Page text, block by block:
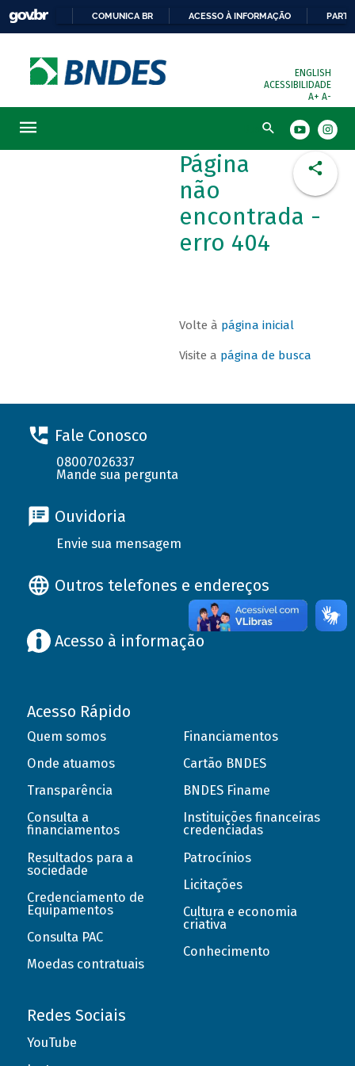
COMUNICA BR ACESSO À INFORMAÇÃO
ENGLISH
ACESSIBILIDADE
A+ A-
Busca
Página
não
encontrada -
erro 404
Volte à página inicial
Visite a página de busca
Fale Conosco
08007026337
Mande sua pergunta
Ouvidoria
Envie sua mensagem
Outros telefones e endereços
Acesso à informação
Acesso Rápido
Quem somos
Onde atuamos
Transparência
Consulta a
financiamentos
Resultados para a
sociedade
Credenciamento de
Equipamentos
Consulta PAC
Moedas contratuais
Financiamentos
Cartão BNDES
BNDES Finame
Instituições financeiras
credenciadas
Patrocínios
Licitações
Cultura e economia
criativa
Conhecimento
Redes Sociais
YouTube